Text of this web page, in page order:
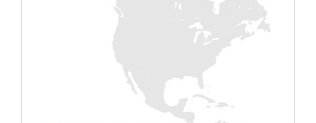
eseguire questi test.
L’intero team sarà lieto di accogliervi.
indirizzo: Avenue du Port 86C, 1000
Bruxelles, Belgio